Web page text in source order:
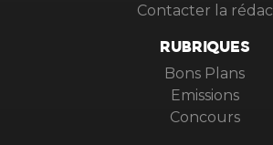
Contacter la rédac
RUBRIQUES
Bons Plans
Emissions
Concours